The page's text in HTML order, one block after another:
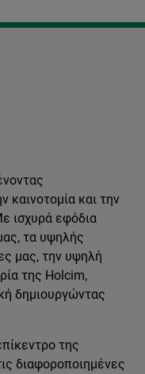
καινοτομία και την
ισχυρά εφόδια
τα υψηλής
μας, την υψηλή
της Holcim,
δημιουργώντας
της
διαφοροποιημένες